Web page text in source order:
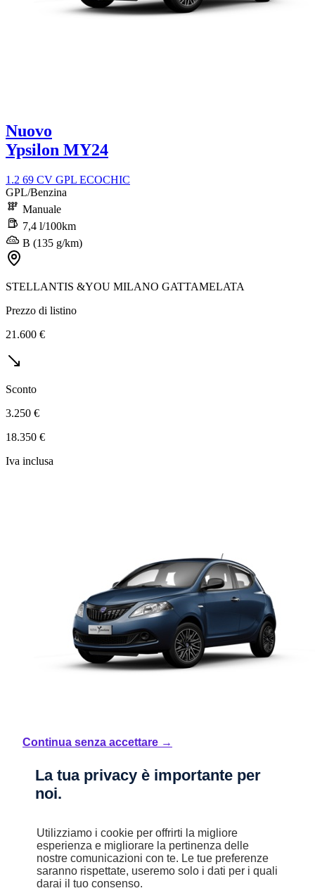
Nuovo
Ypsilon MY24
1.2 69 CV GPL ECOCHIC
GPL/Benzina
Manuale
7,4 l/100km
B (135 g/km)
STELLANTIS &YOU MILANO GATTAMELATA
Prezzo di listino
21.600 €
Sconto
3.250 €
18.350 €
Iva inclusa
Nuovo
Ypsilon MY24
1.0 FireFly 70 CV Start&Stop Hybrid ORO
Mild Hybrid
Manuale
5,1 l/100km
Continua senza accettare →
La tua privacy è importante per
noi.
Utilizziamo i cookie per offrirti la migliore
esperienza e migliorare la pertinenza delle
nostre comunicazioni con te. Le tue preferenze
saranno rispettate, useremo solo i dati per i quali
darai il tuo consenso.